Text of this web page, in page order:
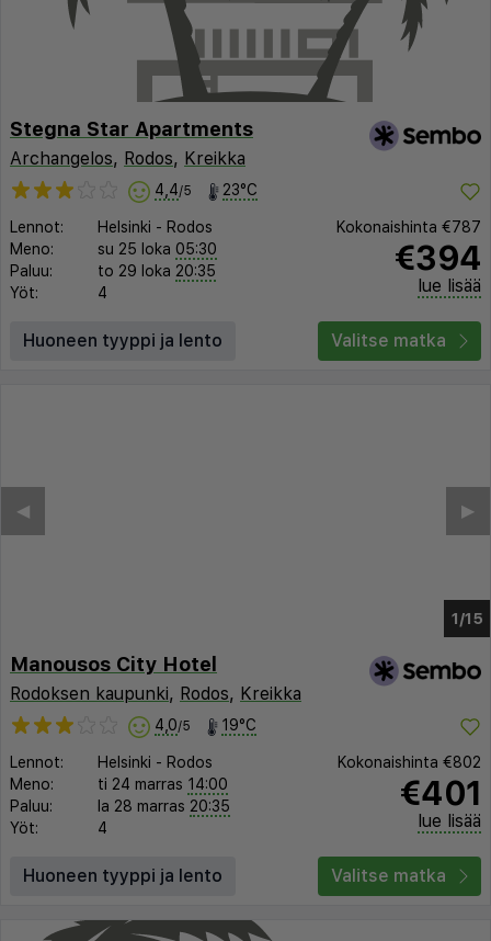
Stegna Star Apartments
Archangelos, Rodos, Kreikka
4,4/5 23°C
Lennot: Helsinki - Rodos
Meno:
su 25 loka 05:30
Paluu:
to 29 loka 20:35
Yöt:
4
Kokonaishinta €787
€394
lue lisää
Huoneen tyyppi ja lento Valitse matka
1/10
▶︎
◀︎
Manousos City Hotel
Rodoksen kaupunki, Rodos, Kreikka
4,0/5 19°C
Lennot: Helsinki - Rodos
Meno:
ti 24 marras 14:00
Paluu:
la 28 marras 20:35
Yöt:
4
Kokonaishinta €802
€401
lue lisää
Huoneen tyyppi ja lento Valitse matka